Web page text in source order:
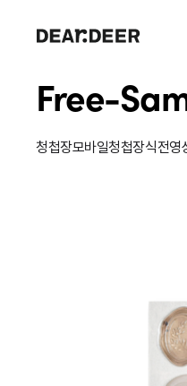
Free-
청첩장모바일청첩장식전영